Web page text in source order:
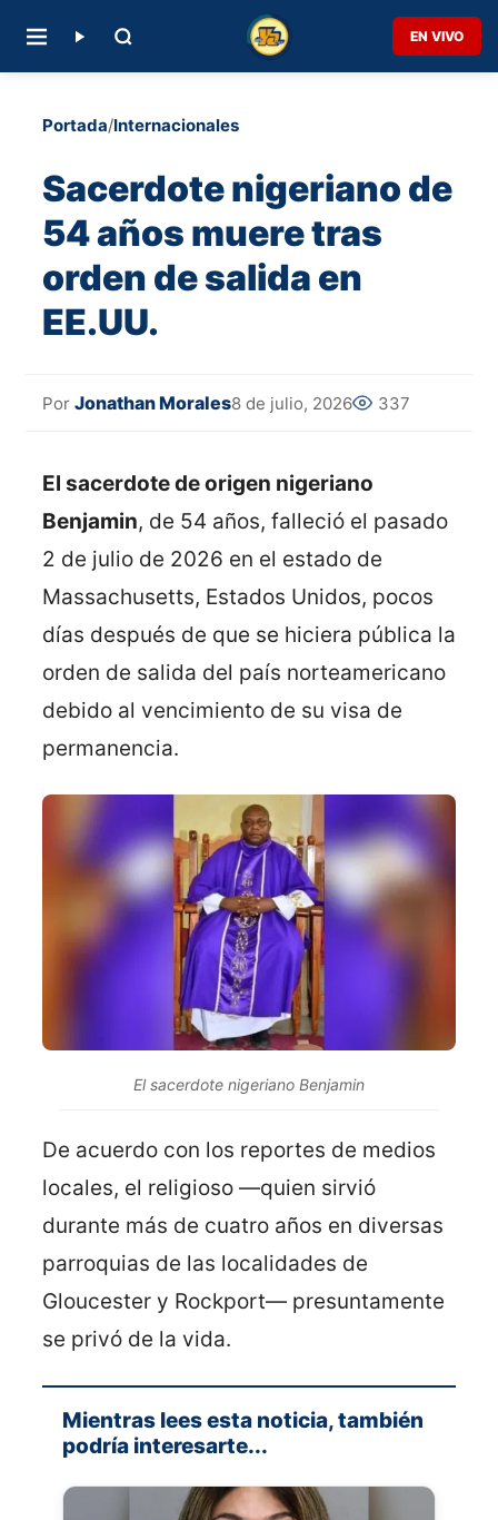
EN VIVO
Portada/Internacionales
Sacerdote nigeriano de
54 años muere tras
orden de salida en
EE.UU.
Por Jonathan Morales8 de julio, 2026 337
El sacerdote de origen nigeriano
Benjamin, de 54 años, falleció el pasado
2 de julio de 2026 en el estado de
Massachusetts, Estados Unidos, pocos
días después de que se hiciera pública la
orden de salida del país norteamericano
debido al vencimiento de su visa de
permanencia.
El sacerdote nigeriano Benjamin
De acuerdo con los reportes de medios
locales, el religioso —quien sirvió
durante más de cuatro años en diversas
parroquias de las localidades de
Gloucester y Rockport— presuntamente
se privó de la vida.
Mientras lees esta noticia, también
podría interesarte...